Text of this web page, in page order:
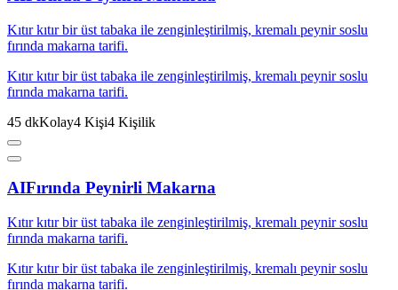
Kıtır kıtır bir üst tabaka ile zenginleştirilmiş, kremalı peynir soslu
fırında makarna tarifi.
Kıtır kıtır bir üst tabaka ile zenginleştirilmiş, kremalı peynir soslu
fırında makarna tarifi.
45 dkKolay4 Kişi4 Kişilik
AIFırında Peynirli Makarna
Kıtır kıtır bir üst tabaka ile zenginleştirilmiş, kremalı peynir soslu
fırında makarna tarifi.
Kıtır kıtır bir üst tabaka ile zenginleştirilmiş, kremalı peynir soslu
fırında makarna tarifi.